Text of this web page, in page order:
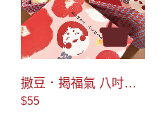
撒豆．揭福氣 八吋禮
盒
$55